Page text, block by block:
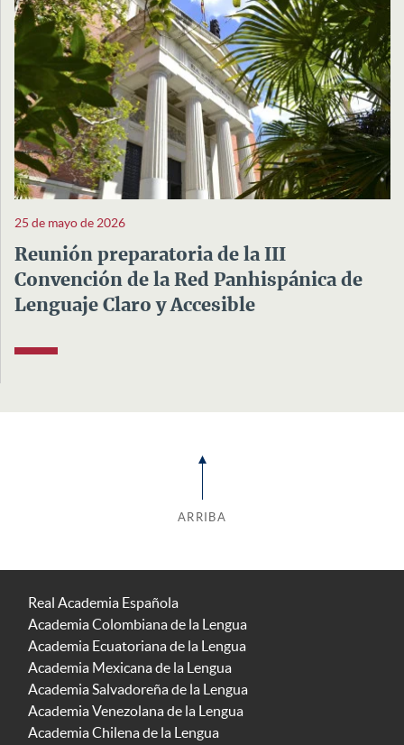
25 de mayo de 2026
Reunión preparatoria de la III
Convención de la Red Panhispánica de
Lenguaje Claro y Accesible
ARRIBA
Real Academia Española
Academia Colombiana de la Lengua
Academia Ecuatoriana de la Lengua
Academia Mexicana de la Lengua
Academia Salvadoreña de la Lengua
Academia Venezolana de la Lengua
Academia Chilena de la Lengua